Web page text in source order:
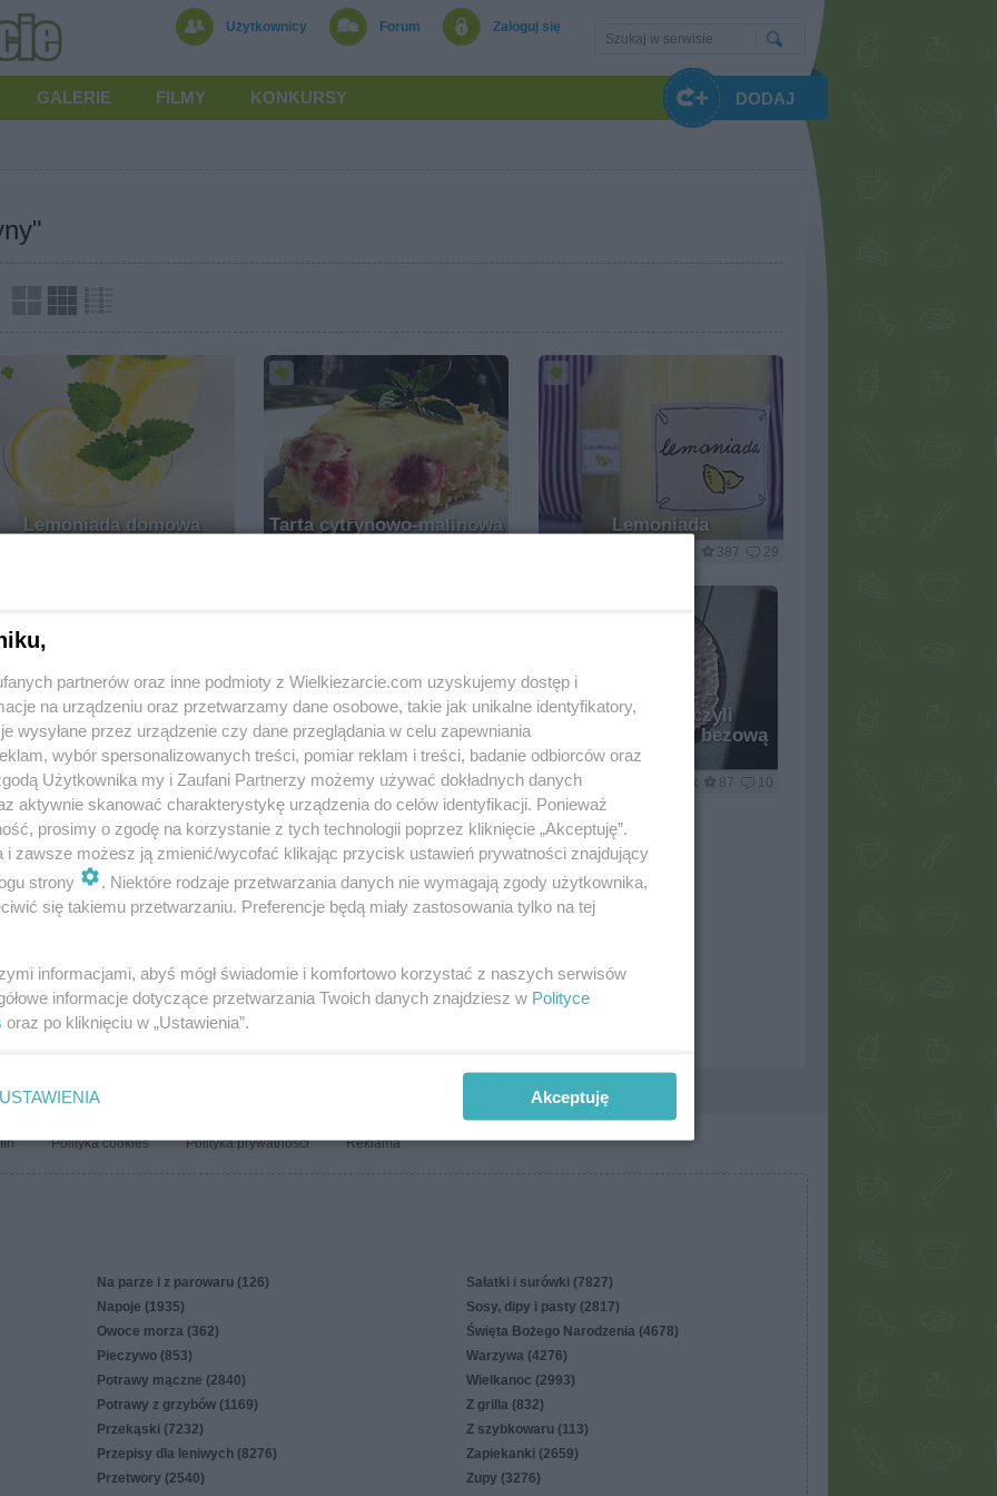
Użytkownicy Forum Zaloguj się
GALERIE FILMY KONKURSY DODAJ
Lemoniada domowa Tarta cytrynowo-malinowa Lemoniada
387 29
Babka piaskowa mega
cytrynowa
16.5k 95 4
MAGDAITYLE
Cytrynowiec czyli
cytrynowa tarta z bezową
kołderką
87 10
marlena_gdansk
Dorada z patelni w sosie
cytrynowo-imbirowym
41.6k 98 7
Polityka cookies Polityka prywatności Reklama
Na parze i z parowaru (126)
Napoje (1935)
Owoce morza (362)
Pieczywo (853)
Potrawy mączne (2840)
Potrawy z grzybów (1169)
Przekąski (7232)
Przepisy dla leniwych (8276)
Przetwory (2540)
Sałatki i surówki (7827)
Sosy, dipy i pasty (2817)
Święta Bożego Narodzenia (4678)
Warzywa (4276)
Wielkanoc (2993)
Z grilla (832)
Z szybkowaru (113)
Zapiekanki (2659)
Zupy (3276)
partnerów oraz inne podmioty z Wielkiezarcie.com uzyskujemy dostęp i
na urządzeniu oraz przetwarzamy dane osobowe, takie jak unikalne identyfikatory,
wysyłane przez urządzenie czy dane przeglądania w celu zapewniania
wybór spersonalizowanych treści, pomiar reklam i treści, badanie odbiorców oraz
Użytkownika my i Zaufani Partnerzy możemy używać dokładnych danych
aktywnie skanować charakterystykę urządzenia do celów identyfikacji. Ponieważ
prosimy o zgodę na korzystanie z tych technologii poprzez kliknięcie „Akceptuję”.
i zawsze możesz ją zmienić/wycofać klikając przycisk ustawień prywatności znajdujący
strony
. Niektóre rodzaje przetwarzania danych nie wymagają zgody użytkownika,
się takiemu przetwarzaniu. Preferencje będą miały zastosowania tylko na tej
informacjami, abyś mógł świadomie i komfortowo korzystać z naszych serwisów
informacje dotyczące przetwarzania Twoich danych znajdziesz w Polityce
oraz po kliknięciu w „Ustawienia”.
USTAWIENIA Akceptuję